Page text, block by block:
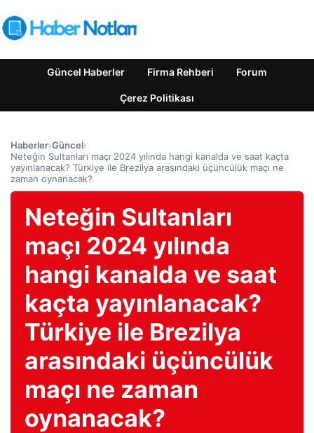
Güncel Haberler Firma Rehberi Forum
Çerez Politikası
Haberler›Güncel›
Neteğin Sultanları maçı 2024 yılında hangi kanalda ve saat kaçta
yayınlanacak? Türkiye ile Brezilya arasındaki üçüncülük maçı ne
zaman oynanacak?
Neteğin Sultanları
maçı 2024 yılında
hangi kanalda ve saat
kaçta yayınlanacak?
Türkiye ile Brezilya
arasındaki üçüncülük
maçı ne zaman
oynanacak?